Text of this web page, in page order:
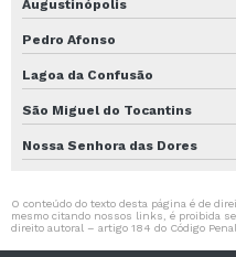
Augustinópolis
Pedro Afonso
Lagoa da Confusão
São Miguel do Tocantins
Nossa Senhora das Dores
O conteúdo do texto desta página é de
mesmo citando nossos links, é proibida
direito autoral – artigo 184 do Código